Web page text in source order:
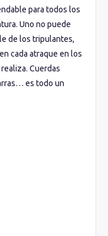
para todos los
Uno no puede
de los tripulantes,
cada atraque en los
Cuerdas
es todo un